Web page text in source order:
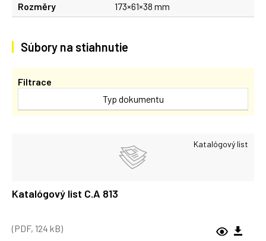
Rozměry
173×61×38 mm
Súbory na stiahnutie
Filtrace
Typ dokumentu
Katalógový list
Katalógový list C.A 813
(PDF, 124 kB)